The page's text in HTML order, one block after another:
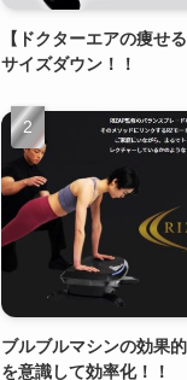
【ドクターエアの痩せ
サイズダウン！！
ブルブルマシンの効果
を意識して効率化！！